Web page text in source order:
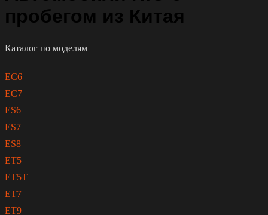
пробегом из Китая
Каталог по моделям
EC6
EC7
ES6
ES7
ES8
ET5
ET5T
ET7
ET9